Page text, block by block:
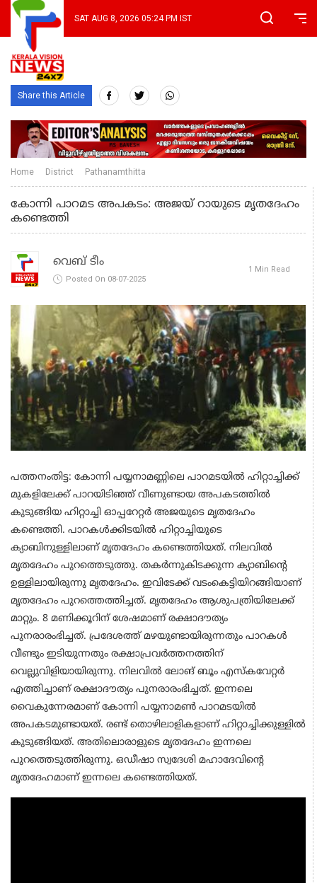
SAT AUG 8, 2026 05:24 PM IST
Share this Article
Home District Pathanamthitta
കോന്നി പാറമട അപകടം: അജയ് റായുടെ മൃതദേഹം
കണ്ടെത്തി
വെബ് ടീം
Posted On 08-07-2025
1 Min Read
പത്തനംതിട്ട: കോന്നി പയ്യനാമണ്ണിലെ പാറമടയില്‍ ഹിറ്റാച്ചിക്ക്
മുകളിലേക്ക് പാറയിടിഞ്ഞ് വീണുണ്ടായ അപകടത്തിൽ‌
കുടുങ്ങിയ ഹിറ്റാച്ചി ഓപ്പറേറ്റർ അജയുടെ മൃതദേഹം
കണ്ടെത്തി. പാറകൾക്കിടയിൽ ഹിറ്റാച്ചിയുടെ
ക്യാബിനുള്ളിലാണ് മൃതദേഹം കണ്ടെത്തിയത്. നിലവിൽ
മൃതദേഹം പുറത്തെടുത്തു. തകർന്നുകിടക്കുന്ന ക്യാബിൻ്റെ
ഉള്ളിലായിരുന്നു മൃതദേഹം. ഇവിടേക്ക് വടംകെട്ടിയിറങ്ങിയാണ്
മൃതദേഹം പുറത്തെത്തിച്ചത്. മൃതദേഹം ആശുപത്രിയിലേക്ക്
മാറ്റും. 8 മണിക്കൂറിന് ശേഷമാണ് രക്ഷാദൗത്യം
പുനരാരംഭിച്ചത്. പ്രദേശത്ത് മഴയുണ്ടായിരുന്നതും പാറകൾ
വീണ്ടും ഇടിയുന്നതും രക്ഷാപ്രവർത്തനത്തിന്
വെല്ലുവിളിയായിരുന്നു. നിലവിൽ ലോങ് ബൂം എസ്കവേറ്റർ
എത്തിച്ചാണ് രക്ഷാദൗത്യം പുനരാരംഭിച്ചത്. ഇന്നലെ
വൈകുന്നേരമാണ് കോന്നി പയ്യനാമൺ പാറമടയിൽ
അപകടമുണ്ടായത്. രണ്ട് തൊഴിലാളികളാണ് ഹിറ്റാച്ചിക്കുള്ളിൽ
കുടുങ്ങിയത്. അതിലൊരാളുടെ മൃതദേഹം ഇന്നലെ
പുറത്തെടുത്തിരുന്നു. ഒഡീഷാ സ്വദേശി മഹാദേവിന്റെ
മൃതദേഹമാണ് ഇന്നലെ കണ്ടെത്തിയത്.